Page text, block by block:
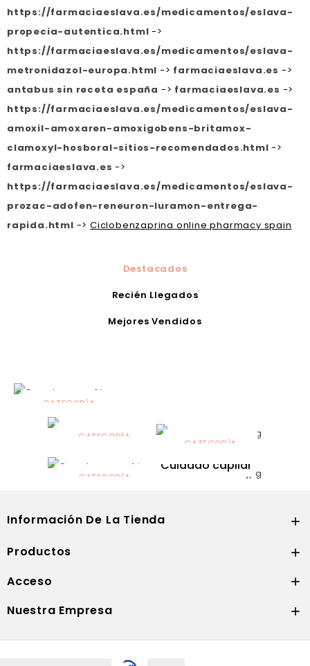
https://farmaciaeslava.es/medicamentos/eslava-
propecia-autentica.html ->
https://farmaciaeslava.es/medicamentos/eslava-
metronidazol-europa.html -> farmaciaeslava.es ->
antabus sin receta españa -> farmaciaeslava.es ->
https://farmaciaeslava.es/medicamentos/eslava-
amoxil-amoxaren-amoxigobens-britamox-
clamoxyl-hosboral-sitios-recomendados.html ->
farmaciaeslava.es ->
https://farmaciaeslava.es/medicamentos/eslava-
prozac-adofen-reneuron-luramon-entrega-
rapida.html ->Ciclobenzaprina online pharmacy spain
Destacados
Recién Llegados
Mejores Vendidos
CATEGORÍA
Alimentación
infantilCATEGORÍA
Dermocosmética
CATEGORÍA
Solares
CATEGORÍA
Cuidado capilar
Información De La Tienda 
Productos 
Acceso 
Nuestra Empresa 